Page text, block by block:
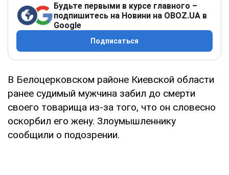
Будьте первыми в курсе главного –
подпишитесь на Новини на OBOZ.UA в
Google
Подписаться
В Белоцерковском районе Киевской области
ранее судимый мужчина забил до смерти
своего товарища из-за того, что он словесно
оскорбил его жену. Злоумышленнику
сообщили о подозрении.